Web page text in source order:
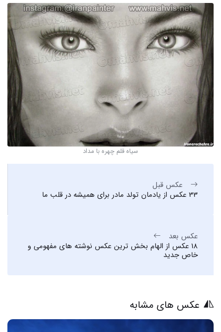
سیاه قلم چهره با مداد
عکس قبل
33 عکس از یادمان تولد مادر برای همیشه در قلب ما
عکس بعد
18 عکس از الهام بخش ترین عکس نوشته های مفهومی و
خاص جدید
عکس های مشابه